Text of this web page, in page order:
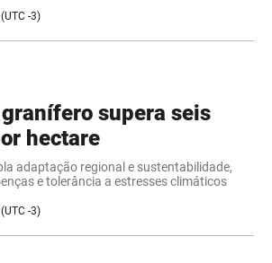
-3)
supera seis
hectare
adaptação regional e sustentabilidade,
e tolerância a estresses climáticos
-3)